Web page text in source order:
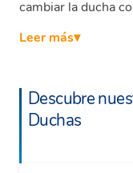
cambiar la ducha
Leer más▾
Descubre
Duchas